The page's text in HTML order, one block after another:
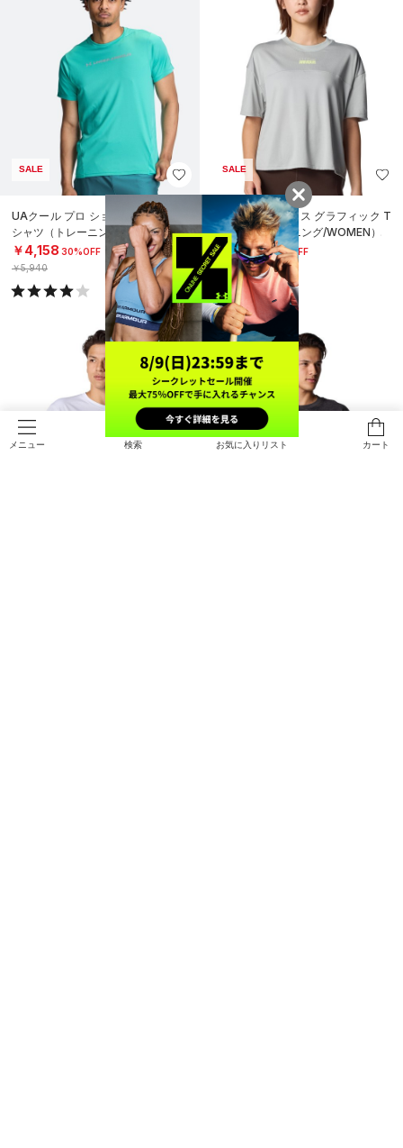
メニュー 検索 お気に入りリスト カート
SALE
UAクール プロ ショートスリーブ T
シャツ（トレーニング/MEN）
￥4,158 30%OFF
￥5,940
SALE
UAテック ボックス グラフィック T
シャツ（トレーニング/WOMEN）
￥3,08030%OFF
￥4,400